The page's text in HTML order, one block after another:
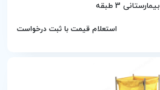
3 طبقه
استعلام قیمت با ثبت درخواست